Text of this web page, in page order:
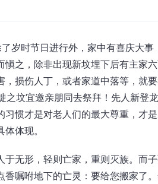
岁时节日进行外，家中有喜庆大
之，除非出现新坟埋下后有主家
损伤人丁，或者家道中落等，就要
之坟宜邀亲朋同去祭拜！先人新登
习惯才是对老人们的最大尊重，才
体现。
无形，轻则亡家，重则灭族。而
嘱咐地下的亡灵：要给您搬家了